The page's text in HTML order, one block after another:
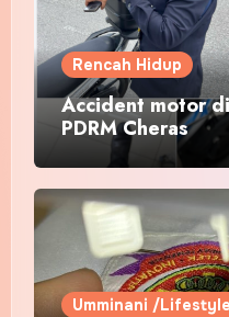
Rencah Hidup
Accident motor
PDRM Cheras
Umminani /